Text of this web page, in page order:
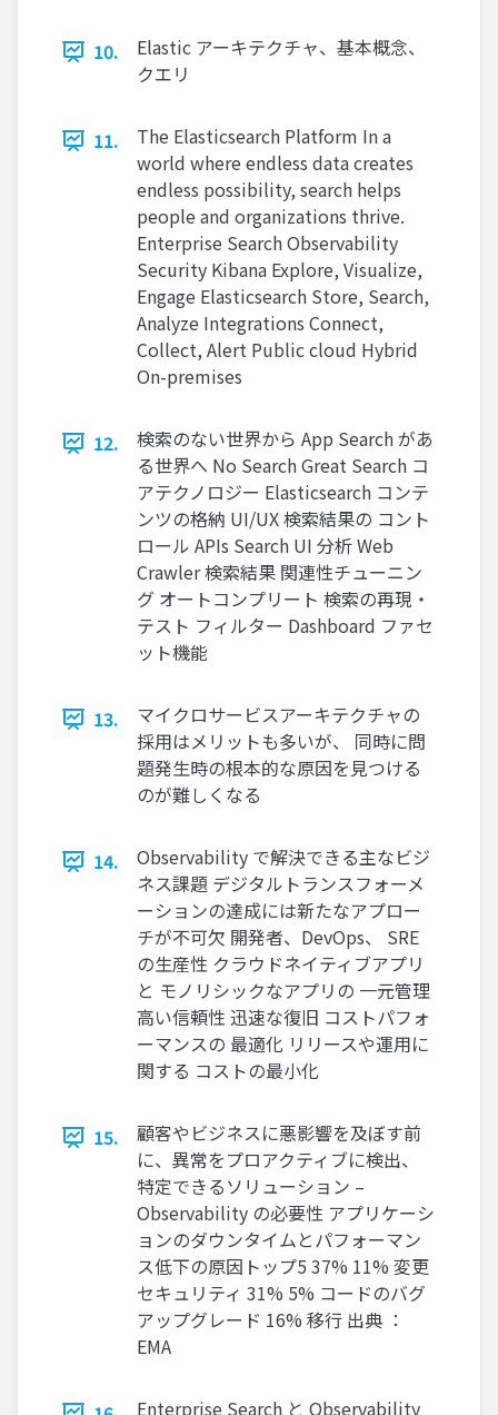
10.
Elastic アーキテクチャ、基本概念、
クエリ
11.
The Elasticsearch Platform In a
world where endless data creates
endless possibility, search helps
people and organizations thrive.
Enterprise Search Observability
Security Kibana Explore, Visualize,
Engage Elasticsearch Store, Search,
Analyze Integrations Connect,
Collect, Alert Public cloud Hybrid
On-premises
12.
検索のない世界から App Search があ
る世界へ No Search Great Search コ
アテクノロジー Elasticsearch コンテ
ンツの格納 UI/UX 検索結果の コント
ロール APIs Search UI 分析 Web
Crawler 検索結果 関連性チューニン
グ オートコンプリート 検索の再現・
テスト フィルター Dashboard ファセ
ット機能
13.
マイクロサービスアーキテクチャの
採⽤はメリットも多いが、 同時に問
題発⽣時の根本的な原因を⾒つける
のが難しくなる
14.
Observability で解決できる主なビジ
ネス課題 デジタルトランスフォーメ
ーションの達成には新たなアプロー
チが不可⽋ 開発者、DevOps、 SRE
の⽣産性 クラウドネイティブアプリ
と モノリシックなアプリの ⼀元管理
⾼い信頼性 迅速な復旧 コストパフォ
ーマンスの 最適化 リリースや運⽤に
関する コストの最⼩化
15.
顧客やビジネスに悪影響を及ぼす前
に、異常をプロアクティブに検出、
特定できるソリューション –
Observability の必要性 アプリケーシ
ョンのダウンタイムとパフォーマン
ス低下の原因トップ5 37% 11% 変更
セキュリティ 31% 5% コードのバグ
アップグレード 16% 移⾏ 出典 ：
EMA
Enterprise Search と Observability